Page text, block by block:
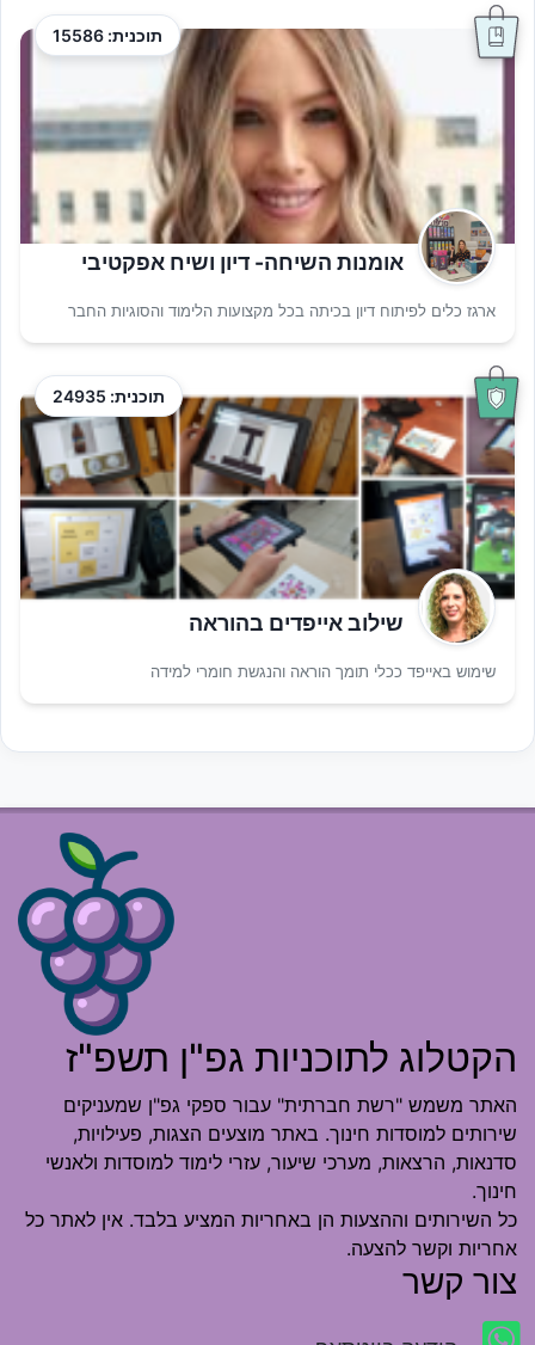
תוכנית: 15586
אומנות השיחה- דיון ושיח אפקטיבי
ארגז כלים לפיתוח דיון בכיתה בכל מקצועות הלימוד והסוגיות החבר
תוכנית: 24935
שילוב אייפדים בהוראה
שימוש באייפד ככלי תומך הוראה והנגשת חומרי למידה
הקטלוג לתוכניות גפ"ן תשפ"ז
האתר משמש "רשת חברתית" עבור ספקי גפ"ן שמעניקים
שירותים למוסדות חינוך. באתר מוצעים הצגות, פעילויות,
סדנאות, הרצאות, מערכי שיעור, עזרי לימוד למוסדות ולאנשי
חינוך.
כל השירותים וההצעות הן באחריות המציע בלבד. אין לאתר כל
אחריות וקשר להצעה.
צור קשר